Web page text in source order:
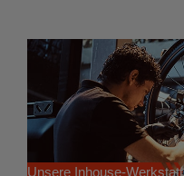
Unsere Inhouse-Werkstatt